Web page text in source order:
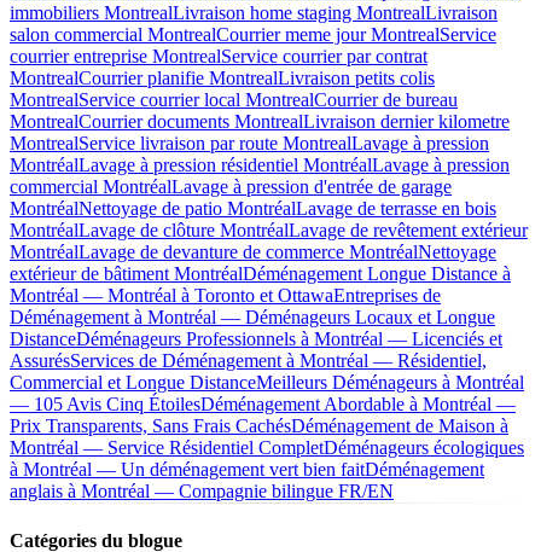
immobiliers MontrealLivraison home staging MontrealLivraison
salon commercial MontrealCourrier meme jour MontrealService
courrier entreprise MontrealService courrier par contrat
MontrealCourrier planifie MontrealLivraison petits colis
MontrealService courrier local MontrealCourrier de bureau
MontrealCourrier documents MontrealLivraison dernier kilometre
MontrealService livraison par route MontrealLavage à pression
MontréalLavage à pression résidentiel MontréalLavage à pression
commercial MontréalLavage à pression d'entrée de garage
MontréalNettoyage de patio MontréalLavage de terrasse en bois
MontréalLavage de clôture MontréalLavage de revêtement extérieur
MontréalLavage de devanture de commerce MontréalNettoyage
extérieur de bâtiment MontréalDéménagement Longue Distance à
Montréal — Montréal à Toronto et OttawaEntreprises de
Déménagement à Montréal — Déménageurs Locaux et Longue
DistanceDéménageurs Professionnels à Montréal — Licenciés et
AssurésServices de Déménagement à Montréal — Résidentiel,
Commercial et Longue DistanceMeilleurs Déménageurs à Montréal
— 105 Avis Cinq ÉtoilesDéménagement Abordable à Montréal —
Prix Transparents, Sans Frais CachésDéménagement de Maison à
Montréal — Service Résidentiel CompletDéménageurs écologiques
à Montréal — Un déménagement vert bien faitDéménagement
anglais à Montréal — Compagnie bilingue FR/EN
Catégories du blogue